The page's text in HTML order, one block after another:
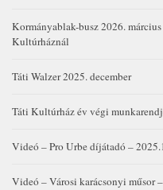
Kormányablak-busz 2026.
Kultúrháznál
Táti Walzer 2025. december
Táti Kultúrház év végi
Videó – Pro Urbe díjátadó –
Videó – Városi karácsonyi műsor